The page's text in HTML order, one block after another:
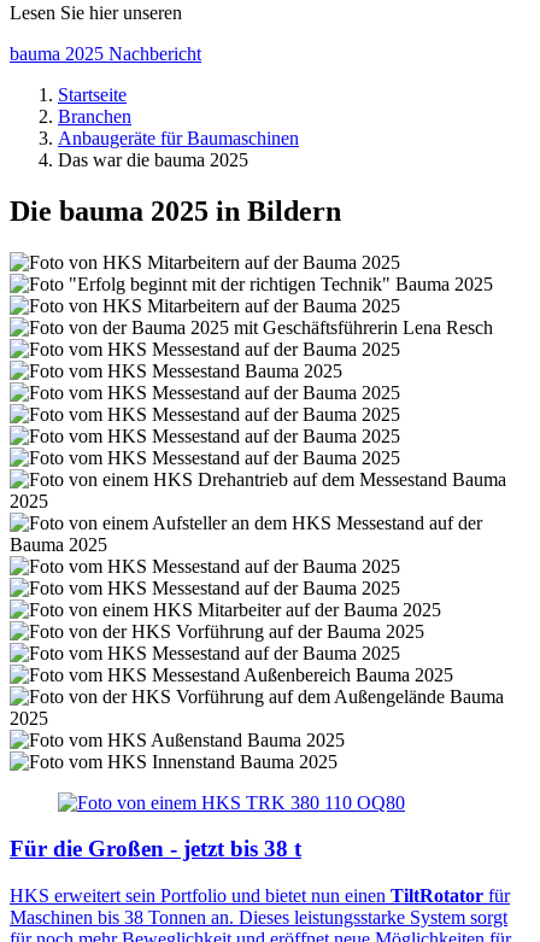
Lesen Sie hier unseren
bauma 2025 Nachbericht
Startseite
Branchen
Anbaugeräte für Baumaschinen
Das war die bauma 2025
Die bauma 2025 in Bildern
Für die Großen - jetzt bis 38 t
HKS erweitert sein Portfolio und bietet nun einen TiltRotator für
Maschinen bis 38 Tonnen an. Dieses leistungsstarke System sorgt